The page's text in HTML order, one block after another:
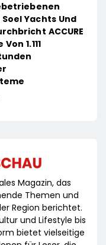
Yachts Und
ACCURE
1.111
Magazin, das
Themen und
Region berichtet.
und Lifestyle bis
bietet vielseitige